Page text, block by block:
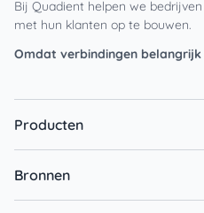
Bij Quadient helpen we
met hun klanten op te bouwen.
Omdat verbindingen belangrijk
Producten
Bronnen